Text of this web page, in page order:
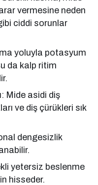
vermesine neden
ciddi sorunlar
yoluyla potasyum
da kalp ritim
Mide asidi diş
ve diş çürükleri sık
dengesizlik
yetersiz beslenme
hisseder.